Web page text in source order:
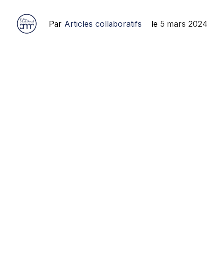
Par Articles collaboratifs le 5 mars 2024